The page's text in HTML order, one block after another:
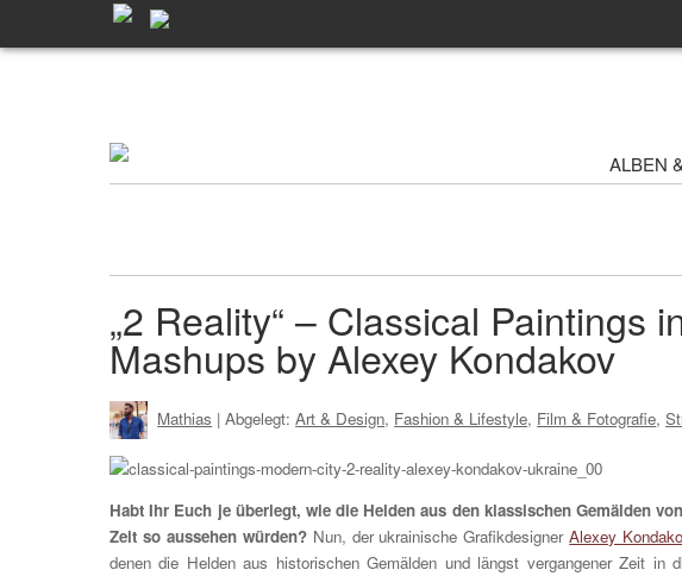
ALBEN
„2 Reality“ – Classical Paintings
Mashups by Alexey Kondakov
Mathias | Abgelegt:Art & Design, Fashion & Lifestyle, Film & Fotografie,
Habt Ihr Euch je überlegt, wie die Helden aus den klassischen Gemälden
Zeit so aussehen würden?Nun, der ukrainische GrafikdesignerAlexey
denen die Helden aus historischen Gemälden und längst vergangener Zeit